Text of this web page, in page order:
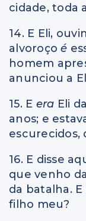
cidade, toda
14. E Eli,
alvoroçoé
homem
anunciou a
15. E era Eli
anos; e
escurecidos,
16. E disse
que venho
da batalha.
filho meu?